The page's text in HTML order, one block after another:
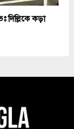
দিল্লিকে কড়া